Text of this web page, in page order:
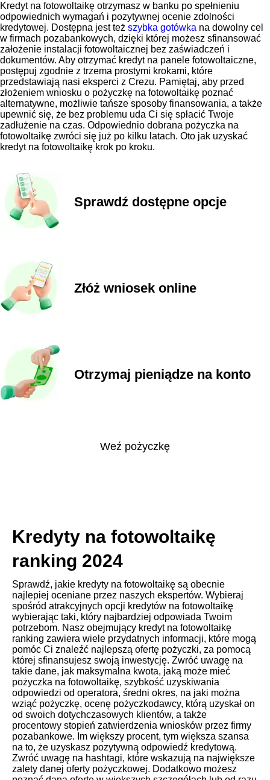
Kredyt na fotowoltaikę otrzymasz w banku po spełnieniu
odpowiednich wymagań i pozytywnej ocenie zdolności
kredytowej. Dostępna jest też szybka gotówka na dowolny cel
w firmach pozabankowych, dzięki której możesz sfinansować
założenie instalacji fotowoltaicznej bez zaświadczeń i
dokumentów. Aby otrzymać kredyt na panele fotowoltaiczne,
postępuj zgodnie z trzema prostymi krokami, które
przedstawiają nasi eksperci z Crezu. Pamiętaj, aby przed
złożeniem wniosku o pożyczkę na fotowoltaikę poznać
alternatywne, możliwie tańsze sposoby finansowania, a także
upewnić się, że bez problemu uda Ci się spłacić Twoje
zadłużenie na czas. Odpowiednio dobrana pożyczka na
fotowoltaikę zwróci się już po kilku latach. Oto jak uzyskać
kredyt na fotowoltaikę krok po kroku.
Sprawdź dostępne opcje
Złóż wniosek online
Otrzymaj pieniądze na konto
Weź pożyczkę
Kredyty na fotowoltaikę
ranking 2024
Sprawdź, jakie kredyty na fotowoltaikę są obecnie
najlepiej oceniane przez naszych ekspertów. Wybieraj
spośród atrakcyjnych opcji kredytów na fotowoltaikę
wybierając taki, który najbardziej odpowiada Twoim
potrzebom. Nasz obejmujący kredyt na fotowoltaikę
ranking zawiera wiele przydatnych informacji, które mogą
pomóc Ci znaleźć najlepszą ofertę pożyczki, za pomocą
której sfinansujesz swoją inwestycję. Zwróć uwagę na
takie dane, jak maksymalna kwota, jaką może mieć
pożyczka na fotowoltaikę, szybkość uzyskiwania
odpowiedzi od operatora, średni okres, na jaki można
wziąć pożyczkę, ocenę pożyczkodawcy, którą uzyskał on
od swoich dotychczasowych klientów, a także
procentowy stopień zatwierdzenia wniosków przez firmy
pozabankowe. Im większy procent, tym większa szansa
na to, że uzyskasz pozytywną odpowiedź kredytową.
Zwróć uwagę na hashtagi, które wskazują na największe
zalety danej oferty pożyczkowej. Dodatkowo możesz